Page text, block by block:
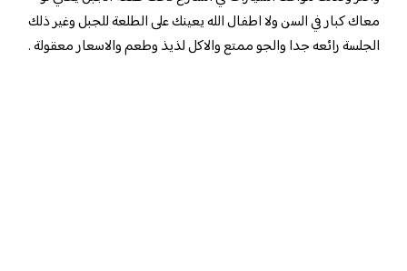
معاك كبار في السن ولا اطفال الله يعينك على الطلعة للجبل وغير ذلك
الجلسة رائعه جدا والجو ممتع والاكل لذيذ وطعم والاسعار معقولة .